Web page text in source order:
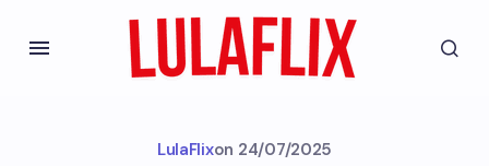
LulaFlixon 24/07/2025